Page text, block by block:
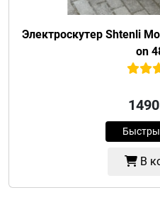
Электроскутер Shtenli
on
1490
В